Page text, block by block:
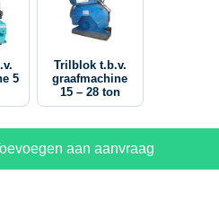
5
Trilblok t.b.v.
graafmachine
15 – 28 ton
aan aanvraag